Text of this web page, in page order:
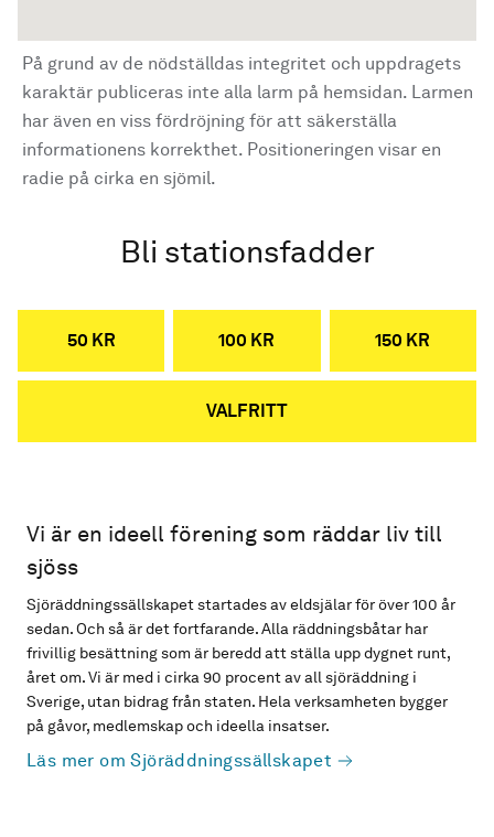
På grund av de nödställdas integritet och uppdragets
karaktär publiceras inte alla larm på hemsidan. Larmen
har även en viss fördröjning för att säkerställa
informationens korrekthet. Positioneringen visar en
radie på cirka en sjömil.
Bli stationsfadder
50 KR 100 KR 150 KR
VALFRITT
Vi är en ideell förening som räddar liv till
sjöss
Sjöräddningssällskapet startades av eldsjälar för över 100 år
sedan. Och så är det fortfarande. Alla räddningsbåtar har
frivillig besättning som är beredd att ställa upp dygnet runt,
året om. Vi är med i cirka 90 procent av all sjöräddning i
Sverige, utan bidrag från staten. Hela verksamheten bygger
på gåvor, medlemskap och ideella insatser.
Läs mer om Sjöräddningssällskapet